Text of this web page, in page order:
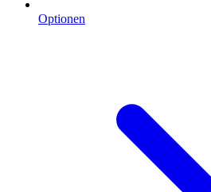
Optionen